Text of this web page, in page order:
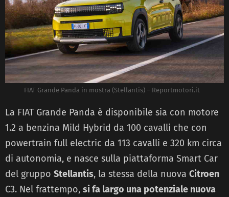
FIAT Grande Panda in mostra (Stellantis) – Reportmotori.it
La FIAT Grande Panda è disponibile sia con motore
1.2 a benzina Mild Hybrid da 100 cavalli che con
powertrain full electric da 113 cavalli e 320 km circa
di autonomia, e nasce sulla piattaforma Smart Car
del gruppo Stellantis, la stessa della nuova Citroen
C3. Nel frattempo, si fa largo una potenziale nuova